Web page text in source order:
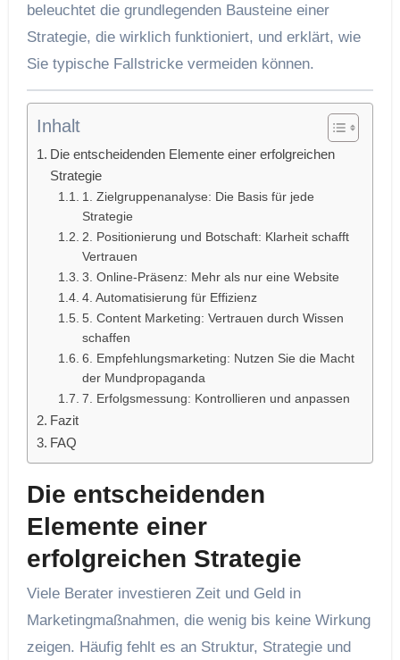
beleuchtet die grundlegenden Bausteine einer
Strategie, die wirklich funktioniert, und erklärt, wie
Sie typische Fallstricke vermeiden können.
Inhalt
Die entscheidenden Elemente einer erfolgreichen
Strategie
1. Zielgruppenanalyse: Die Basis für jede
Strategie
2. Positionierung und Botschaft: Klarheit schafft
Vertrauen
3. Online-Präsenz: Mehr als nur eine Website
4. Automatisierung für Effizienz
5. Content Marketing: Vertrauen durch Wissen
schaffen
6. Empfehlungsmarketing: Nutzen Sie die Macht
der Mundpropaganda
7. Erfolgsmessung: Kontrollieren und anpassen
Fazit
FAQ
Die entscheidenden
Elemente einer
erfolgreichen Strategie
Viele Berater investieren Zeit und Geld in
Marketingmaßnahmen, die wenig bis keine Wirkung
zeigen. Häufig fehlt es an Struktur, Strategie und